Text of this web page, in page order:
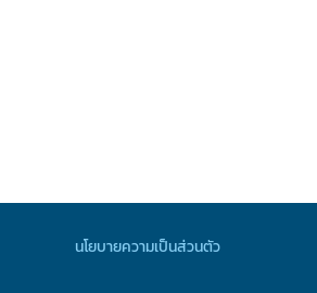
นโยบายความเป็นส่วนตัว